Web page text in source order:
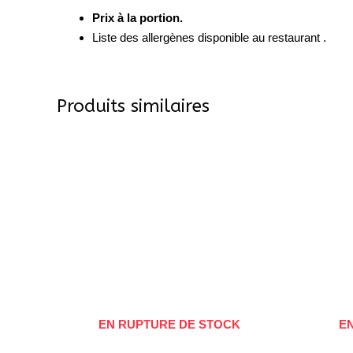
Prix à la portion.
Liste des allergènes disponible au restaurant .
Produits similaires
EN RUPTURE DE STOCK